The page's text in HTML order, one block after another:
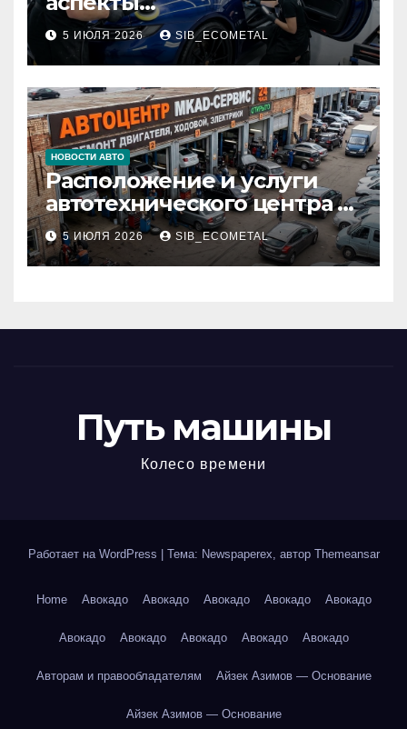
профессионального
детейлинга кузова и
салона
5 ИЮЛЯ 2026 SIB_ECOMETAL
НОВОСТИ АВТО
Расположение и услуги
автотехнического центра в
районе 84-го километра
МКАД
5 ИЮЛЯ 2026 SIB_ECOMETAL
Путь машины
Колесо времени
Работает на WordPress Тема: Newspaperex, автор Themeansar
Home Авокадо Авокадо Авокадо Авокадо Авокадо
Авокадо Авокадо Авокадо Авокадо Авокадо
Авторам и правообладателям Айзек Азимов — Основание
Айзек Азимов — Основание